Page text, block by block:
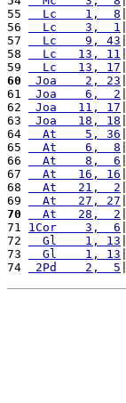
55
  Lc    1,  8
56
  Lc    3,  1
57
  Lc    9, 43
58
  Lc   13, 11
59
  Lc   13, 17
60
Joa    2, 23
61
Joa    6,  2
62
Joa   11, 17
63
Joa   18, 18
64
  At    5, 36
65
  At    6,  8
66
  At    8,  6
67
  At   16, 16
68
  At   21,  2
69
  At   27, 27
70
  At   28,  2
71 1Cor    3,  6
72
  Gl    1, 13
73
  Gl    1, 13
74
2Pd    2,  5